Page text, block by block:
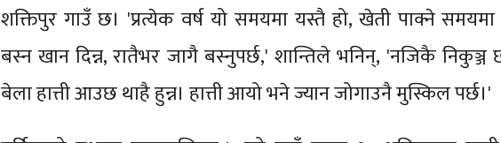
शक्तिपुर गाउँ छ। 'प्रत्येक वर्ष यो समयमा यस्तै हो, खेती पाक्ने समयमा
बस्न खान दिन्न, रातैभर जागै बस्नुपर्छ,' शान्तिले भनिन्, 'नजिकै
बेला हात्ती आउछ थाहै हुन्न। हात्ती आयो भने ज्यान जोगाउनै मुस्किल पर्छ।'